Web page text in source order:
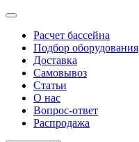
Расчет бассейна
Подбор оборудования
Доставка
Самовывоз
Статьи
О нас
Вопрос-ответ
Распродажа